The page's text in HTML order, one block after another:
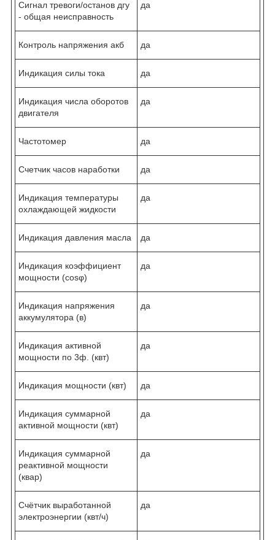
Сигнал тревоги/останов дгу
- общая неисправность
да
Контроль напряжения акб да
Индикация силы тока да
Индикация числа оборотов
двигателя
да
Частотомер да
Счетчик часов наработки да
Индикация температуры
охлаждающей жидкости
да
Индикация давления масла да
Индикация коэффициент
мощности (cosφ)
да
Индикация напряжения
аккумулятора (в)
да
Индикация активной
мощности по 3ф. (квт)
да
Индикация мощности (квт) да
Индикация суммарной
активной мощности (квт)
да
Индикация суммарной
реактивной мощности
(квар)
да
Счётчик выработанной
электроэнергии (квт/ч)
да